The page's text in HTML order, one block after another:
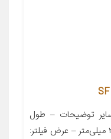
توضیحات – طول
فیلتر: ۲۷۲ میلی‌متر – ارتفاع فیلتر: ۳۱ میلی‌متر – عرض فیلتر: